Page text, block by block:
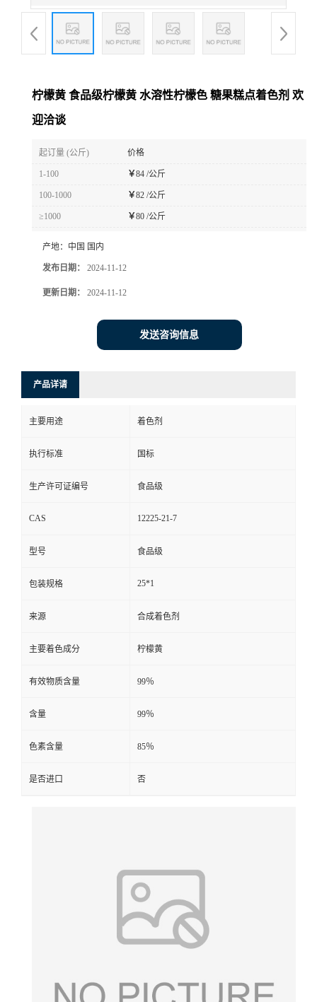
柠檬黄 食品级柠檬黄 水溶性柠檬色 糖果糕点着色剂 欢
迎洽谈
起订量 (公斤) 价格
1-100 ￥84 /公斤
100-1000 ￥82 /公斤
≥1000 ￥80 /公斤
产地： 中国 国内
发布日期： 2024-11-12
更新日期： 2024-11-12
发送咨询信息
产品详请
主要用途 着色剂
执行标准 国标
生产许可证编号 食品级
CAS 12225-21-7
型号 食品级
包装规格 25*1
来源 合成着色剂
主要着色成分 柠檬黄
有效物质含量 99％
含量 99％
色素含量 85％
是否进口 否